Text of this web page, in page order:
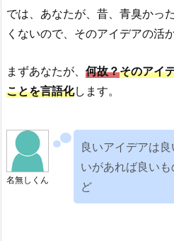
では、あなたが、昔、青臭かっ
くないので、そのアイデアの活
まずあなたが、 何故？そのアイ
ことを言語化します。
名無しくん
良いアイデアは
いがあれば良い
ど